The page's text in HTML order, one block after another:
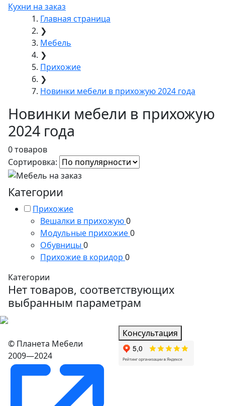
Кухни на заказ
Главная страница
❯
Мебель
❯
Прихожие
❯
Новинки мебели в прихожую 2024 года
Новинки мебели в прихожую
2024 года
0 товаров
Сортировка:
Категории
Прихожие
Вешалки в прихожую0
Модульные прихожие0
Обувницы 0
Прихожие в коридор 0
Категории
Нет товаров, соответствующих
выбранным параметрам
© Планета Мебели
2009—2024
Консультация